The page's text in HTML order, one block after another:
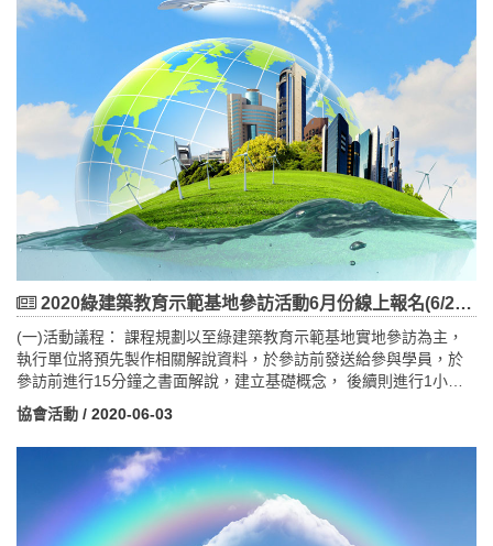
2020綠建築教育示範基地參訪活動6月份線上報名(6/2日起)
(一)活動議程： 課程規劃以至綠建築教育示範基地實地參訪為主，
執行單位將預先製作相關解說資料，於參訪前發送給參與學員，於
參訪前進行15分鐘之書面解說，建立基礎概念， 後續則進行1小時
45分的現場導覽活動。六月份場次時間表： 第1場109/6/23（星
期二）13：20，於淡水捷運站1號出口集合 地點：淡海汙水處
理廠 地址：新北市淡水區濱海路三段601號(水管公園)
報名日期：6/2起至6/17止 報名網址
https://www.accupass.com/event/2006010214591053736256
第2場109/6/29（星期一）09：40，於新竹高鐵站1號出口集合 。
地點：若山3(半畝院子) 地址：新竹縣竹北市光明六路東二
協會活動 / 2020-06-03